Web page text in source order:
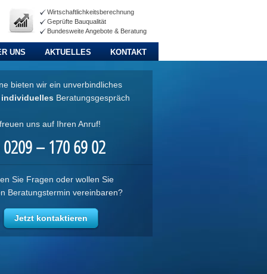
Wirtschaftlichkeitsberechnung
Geprüfte Bauqualität
Bundesweite Angebote & Beratung
UNS AKTUELLES KONTAKT
bieten wir ein unverbindliches
individuelles Beratungsgespräch
uns auf Ihren Anruf!
0209 – 170 69 02
Sie Fragen oder wollen Sie
Beratungstermin vereinbaren?
Jetzt kontaktieren